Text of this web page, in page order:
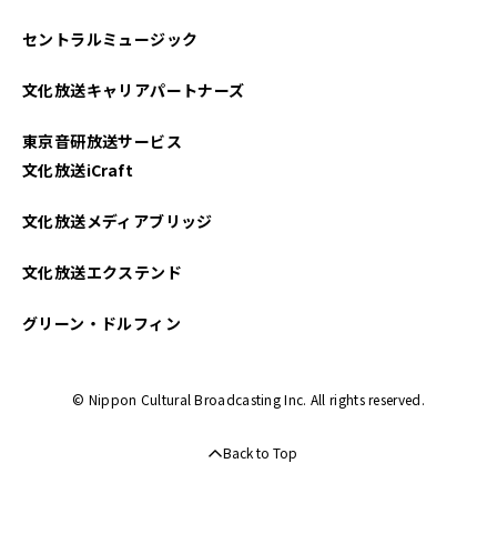
2022年03月
2022年01月
2021年12月
セントラルミュージック
文化放送キャリアパートナーズ
東京音研放送サービス
文化放送iCraft
文化放送メディアブリッジ
文化放送エクステンド
グリーン・ドルフィン
© Nippon Cultural Broadcasting Inc. All rights reserved.
Back to Top